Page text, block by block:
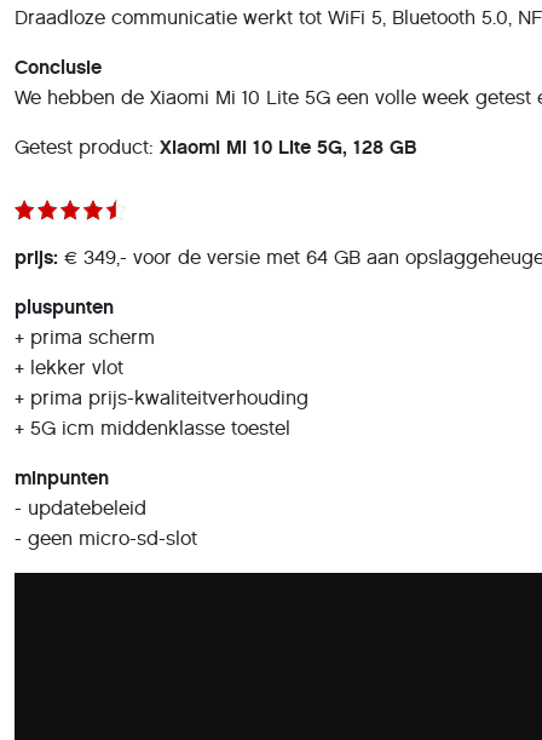
Draadloze communicatie werkt tot WiFi 5, Bluetooth 5.0,
Conclusie
We hebben de Xiaomi Mi 10 Lite 5G een volle week
Getest product: Xiaomi Mi 10 Lite 5G, 128 GB
prijs: € 349,- voor de versie met 64 GB aan
pluspunten
+ prima scherm
+ lekker vlot
+ prima prijs-kwaliteitverhouding
+ 5G icm middenklasse toestel
minpunten
- updatebeleid
- geen micro-sd-slot